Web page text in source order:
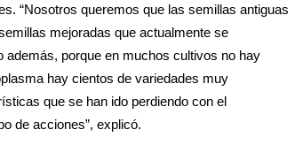
“Nosotros queremos que las semillas antiguas
mejoradas que actualmente se
porque en muchos cultivos no hay
hay cientos de variedades muy
que se han ido perdiendo con el
de acciones”, explicó.